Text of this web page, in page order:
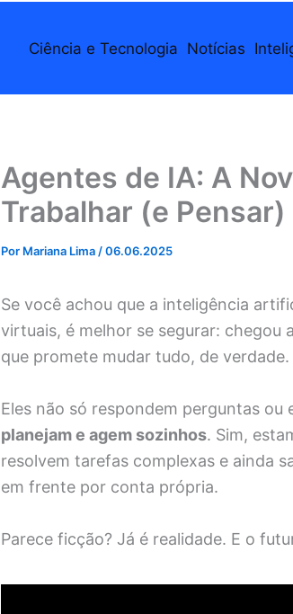
Ciência e Tecnologia Notícias
Agentes de IA: A
Trabalhar (e Pensar)
Por Mariana Lima /06.06.2025
Se você achou que a inteligência
virtuais, é melhor se segurar: chegou
que promete mudar tudo, de verdade.
Eles não só respondem perguntas ou
planejam e agem sozinhos. Sim,
resolvem tarefas complexas e ainda
em frente por conta própria.
Parece ficção? Já é realidade. E o